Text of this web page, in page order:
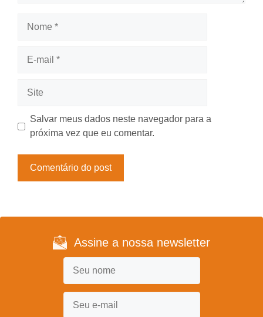
Salvar meus dados neste navegador para a
próxima vez que eu comentar.
Assine a nossa newsletter